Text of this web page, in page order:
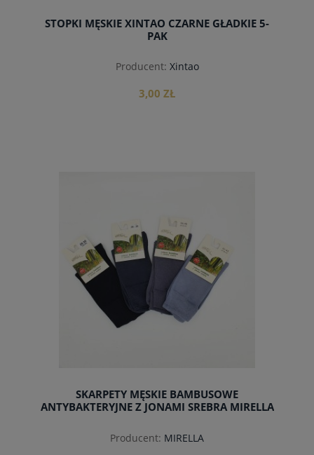
STOPKI MĘSKIE XINTAO CZARNE GŁADKIE 5-
PAK
Producent: Xintao
3,00 ZŁ
SKARPETY MĘSKIE BAMBUSOWE
ANTYBAKTERYJNE Z JONAMI SREBRA MIRELLA
Producent: MIRELLA